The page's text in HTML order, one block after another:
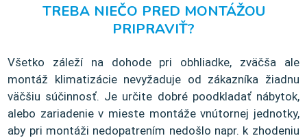
TREBA NIEČO PRED MONTÁŽOU
PRIPRAVIŤ?
Všetko záleží na dohode pri obhliadke, zväčša ale
montáž klimatizácie nevyžaduje od zákazníka žiadnu
väčšiu súčinnosť. Je určite dobré poodkladať nábytok,
alebo zariadenie v mieste montáže vnútornej jednotky,
aby pri montáži nedopatrením nedošlo napr. k zhodeniu